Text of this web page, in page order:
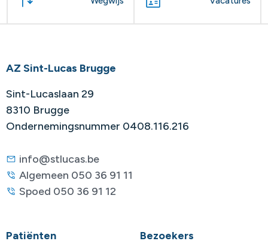
AZ Sint-Lucas Brugge
Sint-Lucaslaan 29
8310 Brugge
Ondernemingsnummer 0408.116.216
info@stlucas.be
Algemeen 050 36 91 11
Spoed 050 36 91 12
Patiënten Bezoekers